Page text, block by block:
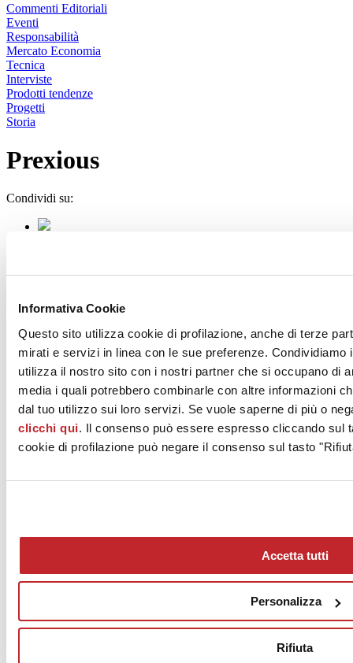
Informativa Cookie
Questo sito utilizza cookie di profilazione, anche di terze
mirati e servizi in linea con le sue preferenze.
utilizza il nostro sito con i nostri partner che si occupano di
media i quali potrebbero combinarle con altre informazioni
dal tuo utilizzo sui loro servizi. Se vuole saperne di più o
clicchi qui. Il consenso può essere espresso cliccando sul
cookie di profilazione può negare il consenso sul tasto
Accetta tutti
Personalizza
Rifiuta
Commenti Editoriali
Eventi
Responsabilità
Mercato Economia
Tecnica
Interviste
Prodotti tendenze
Progetti
Storia
Prexious
Condividi su:
News
aziende
Edi.Cer S.p.a. Società unipersonale
Viale Monte Santo, 40 - 41049 Sassuolo (MO) - Italy
00853700367
Iscrizione al Registro delle Imprese: REA Modena 189678